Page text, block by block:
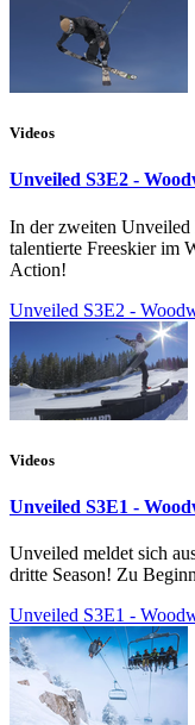
Videos
Unveiled S3E2 -
In der zweiten Unveiled
talentierte Freeskier im
Action!
Unveiled S3E2 -
Videos
Unveiled S3E1 -
Unveiled meldet sich
dritte Season! Zu
Unveiled S3E1 -